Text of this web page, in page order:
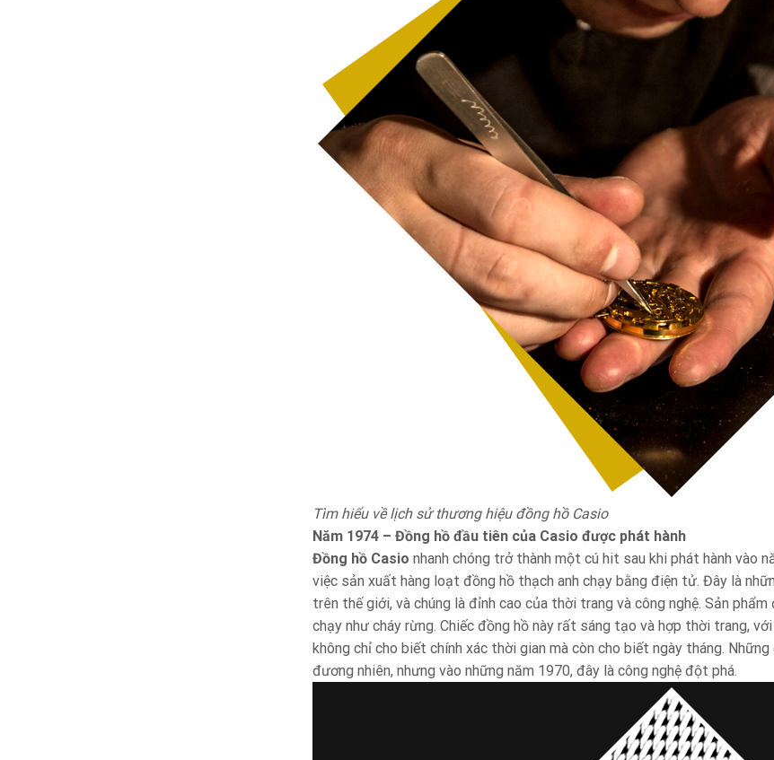
Tìm hiểu về lịch sử thương hiệu đồng hồ Casio
Năm 1974 – Đồng hồ đầu tiên của Casio được phát hành
Đồng hồ Casio nhanh chóng trở thành một cú hit sau khi phát hành vào
việc sản xuất hàng loạt đồng hồ thạch anh chạy bằng điện tử. Đây là
trên thế giới, và chúng là đỉnh cao của thời trang và công nghệ. Sản
chạy như cháy rừng. Chiếc đồng hồ này rất sáng tạo và hợp thời trang,
không chỉ cho biết chính xác thời gian mà còn cho biết ngày tháng.
đương nhiên, nhưng vào những năm 1970, đây là công nghệ đột phá.